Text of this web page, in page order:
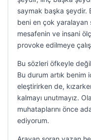
saymak başka şeydir.
beni en çok
mesafenin ve insani
provoke edilmeye
Bu sözleri öfkeyle
Bu durum artık benim
eleştirirken de,
kalmayı unutmayız.
muhataplarını önce
ediyorum.